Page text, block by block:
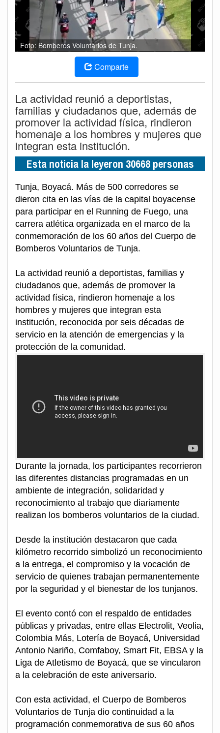
Foto: Bomberos Voluntarios de Tunja.
Comparte
La actividad reunió a deportistas,
familias y ciudadanos que, además de
promover la actividad física, rindieron
homenaje a los hombres y mujeres que
integran esta institución.
Esta noticia la leyeron 30668 personas
Tunja, Boyacá. Más de 500 corredores se
dieron cita en las vías de la capital boyacense
para participar en el Running de Fuego, una
carrera atlética organizada en el marco de la
conmemoración de los 60 años del Cuerpo de
Bomberos Voluntarios de Tunja.
La actividad reunió a deportistas, familias y
ciudadanos que, además de promover la
actividad física, rindieron homenaje a los
hombres y mujeres que integran esta
institución, reconocida por seis décadas de
servicio en la atención de emergencias y la
protección de la comunidad.
Durante la jornada, los participantes recorrieron
las diferentes distancias programadas en un
ambiente de integración, solidaridad y
reconocimiento al trabajo que diariamente
realizan los bomberos voluntarios de la ciudad.
Desde la institución destacaron que cada
kilómetro recorrido simbolizó un reconocimiento
a la entrega, el compromiso y la vocación de
servicio de quienes trabajan permanentemente
por la seguridad y el bienestar de los tunjanos.
El evento contó con el respaldo de entidades
públicas y privadas, entre ellas Electrolit, Veolia,
Colombia Más, Lotería de Boyacá, Universidad
Antonio Nariño, Comfaboy, Smart Fit, EBSA y la
Liga de Atletismo de Boyacá, que se vincularon
a la celebración de este aniversario.
Con esta actividad, el Cuerpo de Bomberos
Voluntarios de Tunja dio continuidad a la
programación conmemorativa de sus 60 años